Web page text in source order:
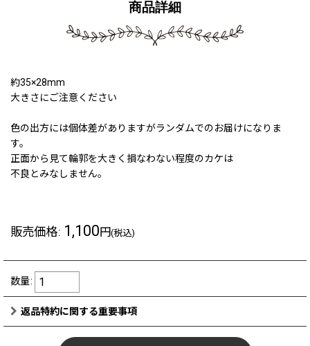
商品詳細
約35×28mm
大きさにご注意ください
色の出方には個体差がありますがランダムでのお届けになりま
す。
正面から見て輪郭を大きく損なわない程度のカケは
不良とみなしません。
販売価格: 1,100円(税込)
数量:
返品特約に関する重要事項